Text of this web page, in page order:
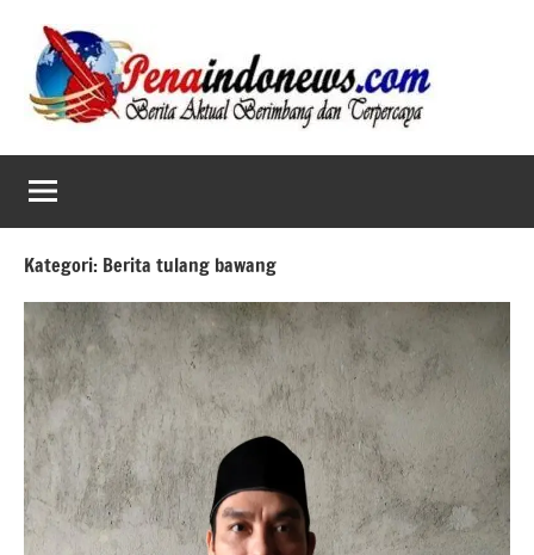
content
Kategori: Berita tulang bawang